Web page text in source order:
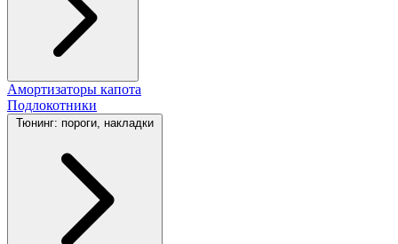
Амортизаторы капота
Подлокотники
Тюнинг: пороги, накладки